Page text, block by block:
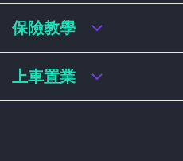
財務公司貸款
基金平台比較
買加密貨幣教學
網購信用卡
飛行里數信用卡
學生信用卡
保險教學
買保險基本概念
上車置業